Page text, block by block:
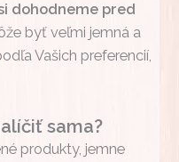
dohodneme pred
byť veľmi jemná a
Vašich preferencií,
sama?
produkty, jemne